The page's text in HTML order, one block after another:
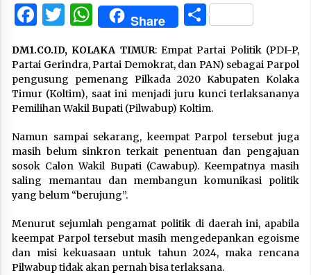
Facebook
Twitter
WhatsApp
Share Share
DM1.CO.ID, KOLAKA TIMUR: Empat Partai Politik (PDI-P,
Partai Gerindra, Partai Demokrat, dan PAN) sebagai Parpol
pengusung pemenang Pilkada 2020 Kabupaten Kolaka
Timur (Koltim), saat ini menjadi juru kunci terlaksananya
Pemilihan Wakil Bupati (Pilwabup) Koltim.
Namun sampai sekarang, keempat Parpol tersebut juga
masih belum sinkron terkait penentuan dan pengajuan
sosok Calon Wakil Bupati (Cawabup). Keempatnya masih
saling memantau dan membangun komunikasi politik
yang belum “berujung”.
Menurut sejumlah pengamat politik di daerah ini, apabila
keempat Parpol tersebut masih mengedepankan egoisme
dan misi kekuasaan untuk tahun 2024, maka rencana
Pilwabup tidak akan pernah bisa terlaksana.